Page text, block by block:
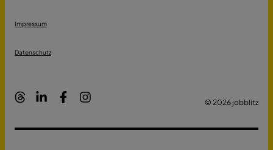
Impressum
Datenschutz
© 2026 jobblitz